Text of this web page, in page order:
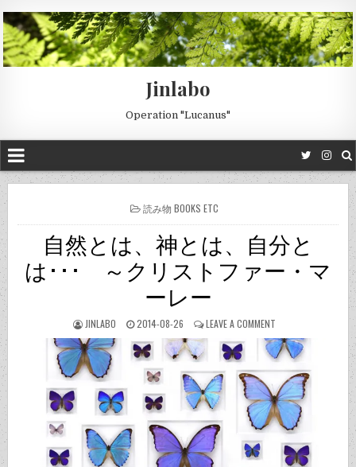
Jinlabo
Operation "Lucanus"
POSTED
読み物 BOOKS ETC
自然とは、神とは、自分と
は･･･ ～クリストファー・マ
ーレー
JINLABO 2014-08-26 LEAVE A COMMENT